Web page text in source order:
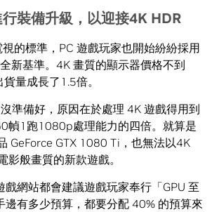
裝備升級，以迎接4K HDR
的標準，PC 遊戲玩家也開始紛紛採用
新基準。4K 畫質的顯示器價格不到
量成長了1.5倍。
準備好，原因在於處理 4K 遊戲得用到
幀1跑1080p處理能力的四倍。就算是
GeForce GTX 1080 Ti，也無法以4K
影般畫質的新款遊戲。
戲網站都會建議遊戲玩家奉行「GPU 至
邊有多少預算，都要分配 40% 的預算來